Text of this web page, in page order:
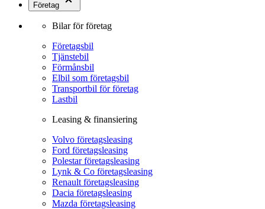
Företag
Bilar för företag
Företagsbil
Tjänstebil
Förmånsbil
Elbil som företagsbil
Transportbil för företag
Lastbil
Leasing & finansiering
Volvo företagsleasing
Ford företagsleasing
Polestar företagsleasing
Lynk & Co företagsleasing
Renault företagsleasing
Dacia företagsleasing
Mazda företagsleasing